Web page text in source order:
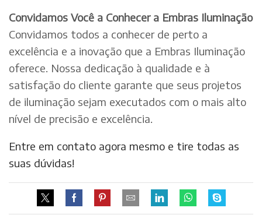
Convidamos Você a Conhecer a Embras Iluminação
Convidamos todos a conhecer de perto a
excelência e a inovação que a Embras Iluminação
oferece. Nossa dedicação à qualidade e à
satisfação do cliente garante que seus projetos
de iluminação sejam executados com o mais alto
nível de precisão e excelência.
Entre em contato agora mesmo e tire todas as
suas dúvidas!